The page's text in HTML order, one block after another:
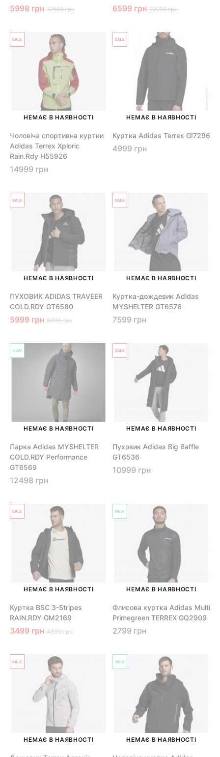
5998 грн 12599 грн 6599 грн 22999 грн
НЕМАЄ В НАЯВНОСТІ
Чоловіча спортивна куртки
Adidas Terrex Xploric
Rain.Rdy H55926
14999 грн
НЕМАЄ В НАЯВНОСТІ
Куртка Adidas Terrex GI7296
4999 грн
НЕМАЄ В НАЯВНОСТІ
ПУХОВИК ADIDAS TRAVEER
COLD.RDY GT6580
5999 грн 8499 грн
НЕМАЄ В НАЯВНОСТІ
Куртка-дождевик Adidas
MYSHELTER GT6576
7599 грн
НЕМАЄ В НАЯВНОСТІ
Парка Adidas MYSHELTER
COLD.RDY Performance
GT6569
12498 грн
НЕМАЄ В НАЯВНОСТІ
Пуховик Adidas Big Baffle
GT6536
10999 грн
НЕМАЄ В НАЯВНОСТІ
Куртка BSC 3-Stripes
RAIN.RDY GM2169
3499 грн 4399 грн
НЕМАЄ В НАЯВНОСТІ
Флисова куртка Adidas Multi
Primegreen TERREX GQ2909
2799 грн
НЕМАЄ В НАЯВНОСТІ НЕМАЄ В НАЯВНОСТІ